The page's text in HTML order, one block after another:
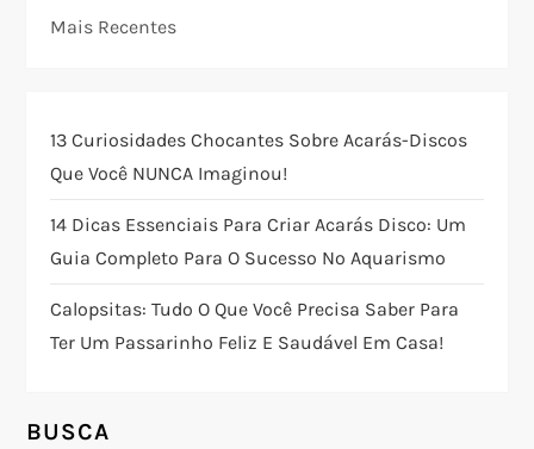
g
ç
ã
o
d
e
P
Mais Recentes
13 Curiosidades Chocantes Sobre Acarás-Discos
Que Você NUNCA Imaginou!
14 Dicas Essenciais Para Criar Acarás Disco: Um
Guia Completo Para O Sucesso No Aquarismo
Calopsitas: Tudo O Que Você Precisa Saber Para
Ter Um Passarinho Feliz E Saudável Em Casa!
BUSCA